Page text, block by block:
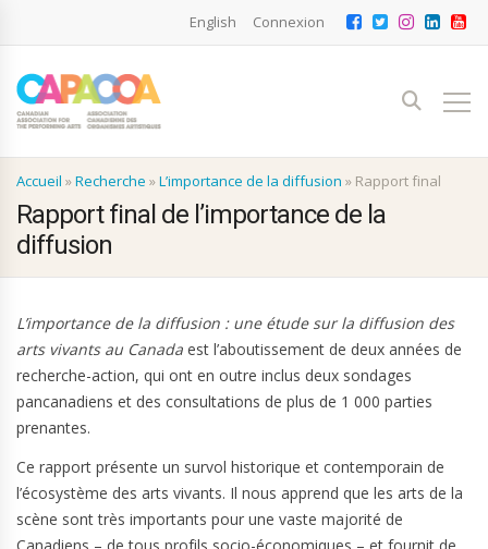
English Connexion
Accueil »Recherche »L’importance de la diffusion » Rapport final
Rapport final de l’importance de la
diffusion
L’importance de la diffusion : une étude sur la diffusion des
arts vivants au Canada est l’aboutissement de deux années de
recherche-action, qui ont en outre inclus deux sondages
pancanadiens et des consultations de plus de 1 000 parties
prenantes.
Ce rapport présente un survol historique et contemporain de
l’écosystème des arts vivants. Il nous apprend que les arts de la
scène sont très importants pour une vaste majorité de